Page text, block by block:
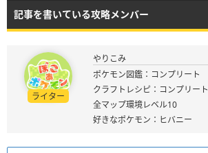
記事を書いている攻略メンバー
ライター
やりこみ
ポケモン図鑑：コンプリート
クラフトレシピ：コンプリート
全マップ環境レベル10
好きなポケモン：ヒバニー